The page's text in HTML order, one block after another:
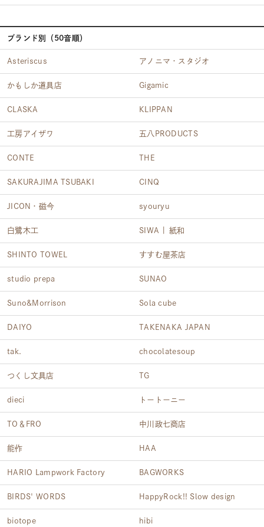
ブランド別（50音順）
Asteriscus アノニマ・スタジオ
かもしか道具店 Gigamic
CLASKA KLIPPAN
工房アイザワ 五八PRODUCTS
CONTE THE
SAKURAJIMA TSUBAKI CINQ
JICON・磁今 syouryu
白鷺木工 SIWA | 紙和
SHINTO TOWEL すすむ屋茶店
studio prepa SUNAO
Suno&Morrison Sola cube
DAIYO TAKENAKA JAPAN
tak. chocolatesoup
つくし文具店 TG
dieci トートーニー
TO＆FRO 中川政七商店
能作 HAA
HARIO Lampwork Factory BAGWORKS
BIRDS' WORDS HappyRock!! Slow design
biotope hibi